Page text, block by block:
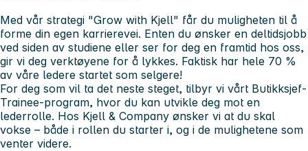
Med vår strategi "Grow with Kjell" får du muligheten til å
forme din egen karrierevei. Enten du ønsker en deltidsjobb
ved siden av studiene eller ser for deg en framtid hos oss,
gir vi deg verktøyene for å lykkes. Faktisk har hele 70 %
av våre ledere startet som selgere!
For deg som vil ta det neste steget, tilbyr vi vårt Butikksjef-
Trainee-program, hvor du kan utvikle deg mot en
lederrolle. Hos Kjell & Company ønsker vi at du skal
vokse – både i rollen du starter i, og i de mulighetene som
venter videre.